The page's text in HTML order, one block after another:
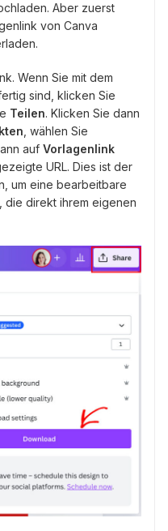
Aber zuerst
von Canva
Wenn Sie mit dem
sind, klicken Sie
Teilen. Klicken Sie dann
, wählen Sie
auf Vorlagenlink
URL. Dies ist der
um eine bearbeitbare
die direkt ihrem eigenen